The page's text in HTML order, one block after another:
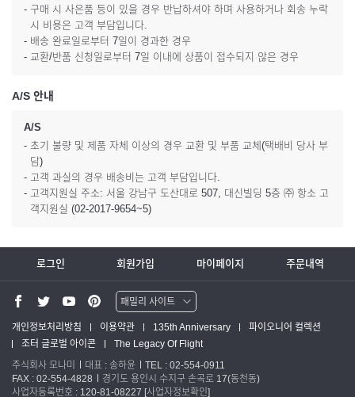
- 구매 시 사은품 등이 있을 경우 반납하셔야 하며 사용하거나 회송 누락
시 비용은 고객 부담입니다.
- 배송 완료일로부터 7일이 경과한 경우
- 교환/반품 신청일로부터 7일 이내에 상품이 접수되지 않은 경우
A/S 안내
A/S
- 초기 불량 및 제품 자체 이상의 경우 교환 및 부품 교체(택배비 당사 부
담)
- 고객 과실의 경우 배송비는 고객 부담입니다.
- 고객지원실 주소: 서울 강남구 도산대로 507, 대신빌딩 5층 ㈜ 항소 고
객지원실 (02-2017-9654~5)
로그인 회원가입 마이페이지 주문내역
패밀리 사이트
워터맨 쇼핑몰
파카 글로벌
개인정보처리방침 이용약관 135th Anniversary
파이오니어 컬렉션
조터 글로벌 아이콘
The Legacy Of Flight
주식회사 모나미
대표 : 송하윤
TEL : 02-554-0911
FAX : 02-554-4828
경기도 용인시 수지구 손곡로 17(동천동)
사업자등록번호 : 120-81-08227 [사업자정보확인]